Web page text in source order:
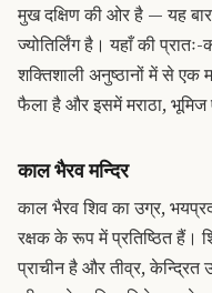
मुख दक्षिण की ओर है — यह
ज्योतिर्लिंग है। यहाँ की
शक्तिशाली अनुष्ठानों में से एक
फैला है और इसमें मराठा,
काल भैरव मन्दिर
काल भैरव शिव का उग्र,
रक्षक के रूप में प्रतिष्ठित हैं।
प्राचीन है और तीव्र, केन्द्रित